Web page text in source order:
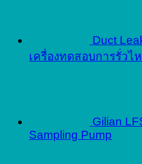
Duct
เครื่องทดสอบการรั่วไ
Gilian
Sampling Pump